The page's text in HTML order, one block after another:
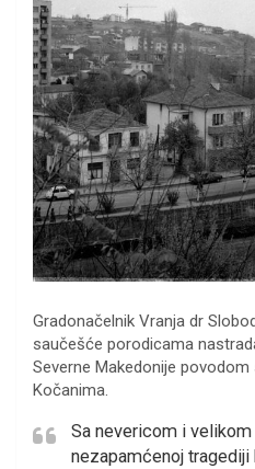
Gradonačelnik Vranja dr
saučešće porodicama
Severne Makedonije
Kočanima.
Sa nevericom i
nezapamćenoj